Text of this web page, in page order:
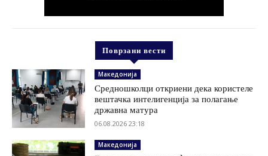
Поврзани вести
Македонија
Средношколци откриени дека користеле
вештачка интелигенција за полагање
државна матура
06.08.2026 23:18
Македонија